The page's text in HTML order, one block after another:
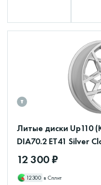
Литые диски Up110
DIA70.2 ET41 Silver
12 300 ₽
12300 в Сплит